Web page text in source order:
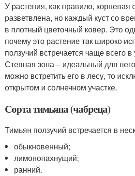
У растения, как правило, корневая
разветвлена, но каждый куст со
в плотный цветочный ковер. Это
почему это растение так широко
ползучий встречается чаще всего
Степная зона – идеальный для
можно встретить его в лесу, то
открытом и солнечном участке.
Сорта тимьяна (чабреца)
Тимьян ползучий встречается в
обыкновенный;
лимонопахнущий;
ранний.